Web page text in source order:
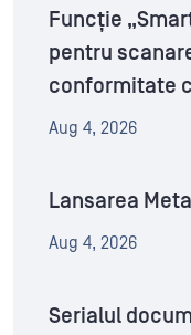
Funcție
pentru
conformitate
Aug 4, 2026
Lansarea
Aug 4, 2026
Serialul